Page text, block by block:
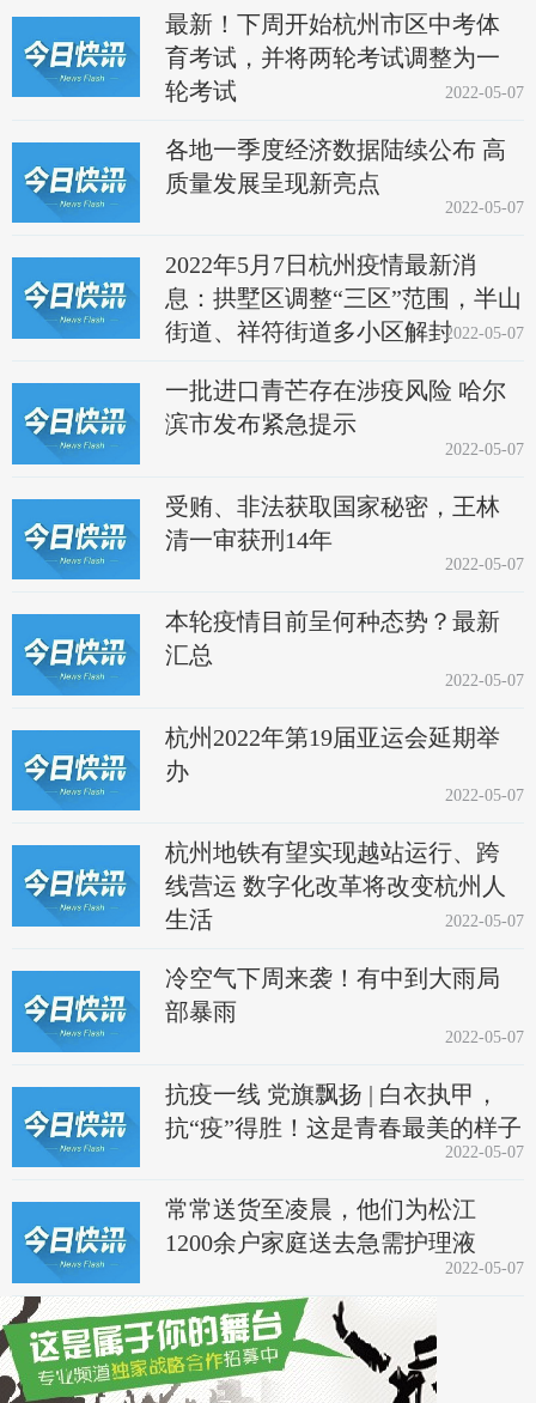
最新！下周开始杭州市区中考体
育考试，并将两轮考试调整为一
轮考试
2022-05-07
各地一季度经济数据陆续公布 高
质量发展呈现新亮点
2022-05-07
2022年5月7日杭州疫情最新消
息：拱墅区调整“三区”范围，半山
街道、祥符街道多小区解封2022-05-07
一批进口青芒存在涉疫风险 哈尔
滨市发布紧急提示
2022-05-07
受贿、非法获取国家秘密，王林
清一审获刑14年
2022-05-07
本轮疫情目前呈何种态势？最新
汇总
2022-05-07
杭州2022年第19届亚运会延期举
办
2022-05-07
杭州地铁有望实现越站运行、跨
线营运 数字化改革将改变杭州人
生活
2022-05-07
冷空气下周来袭！有中到大雨局
部暴雨
2022-05-07
抗疫一线 党旗飘扬 | 白衣执甲，
抗“疫”得胜！这是青春最美的样子
2022-05-07
常常送货至凌晨，他们为松江
1200余户家庭送去急需护理液
2022-05-07